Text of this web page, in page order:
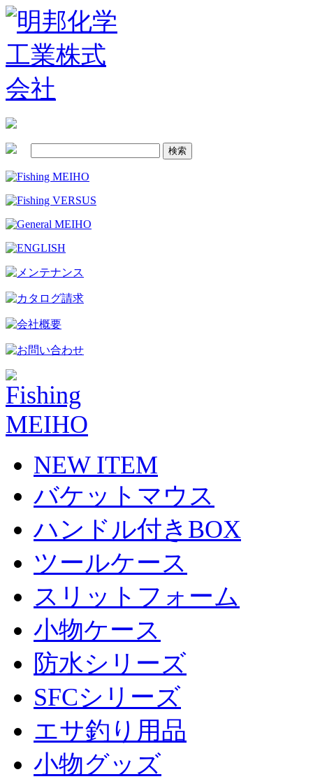
NEW ITEM
バケットマウス
ハンドル付きBOX
ツールケース
スリットフォーム
小物ケース
防水シリーズ
SFCシリーズ
エサ釣り用品
小物グッズ